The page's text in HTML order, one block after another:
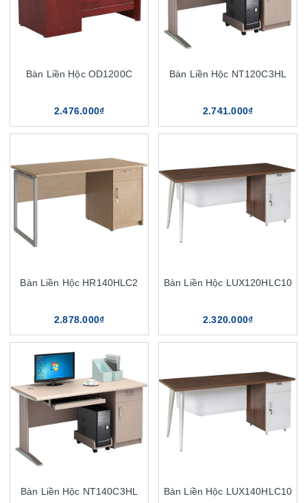
Bàn Liền Hộc OD1200C
2.476.000₫
Bàn Liền Hộc NT120C3HL
2.741.000₫
Bàn Liền Hộc HR140HLC2
2.878.000₫
Bàn Liền Hộc LUX120HLC10
2.320.000₫
Bàn Liền Hộc NT140C3HL Bàn Liền Hộc LUX140HLC10